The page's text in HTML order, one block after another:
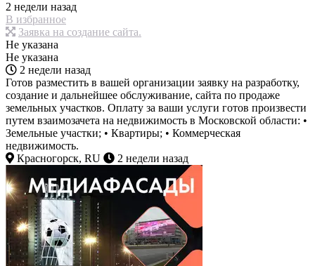
2 недели назад
В избранное
Заявка на создание сайта.
Не указана
Не указана
2 недели назад
Готов разместить в вашей организации заявку на разработку,
создание и дальнейшее обслуживание, сайта по продаже
земельных участков. Оплату за ваши услуги готов произвести
путем взаимозачета на недвижимость в Московской области: •
Земельные участки; • Квартиры; • Коммерческая
недвижимость.
Красногорск, RU
2 недели назад